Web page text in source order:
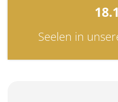
Seelen in